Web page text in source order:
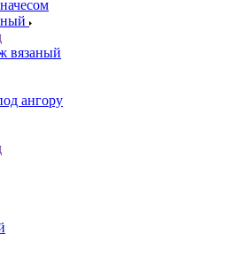
вязаный
ангору